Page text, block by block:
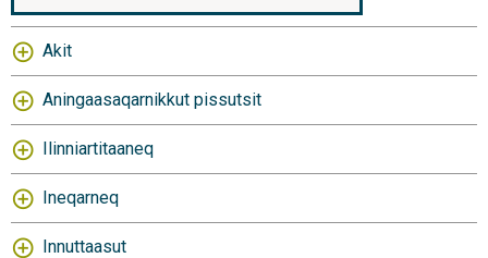
Akit
Aningaasaqarnikkut pissutsit
Ilinniartitaaneq
Ineqarneq
Innuttaasut